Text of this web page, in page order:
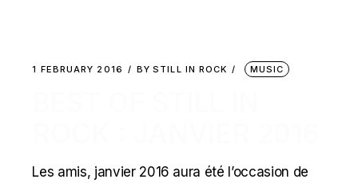
1 FEBRUARY 2016 BY STILL IN ROCK MUSIC
Les amis, janvier 2016 aura été l’occasion de